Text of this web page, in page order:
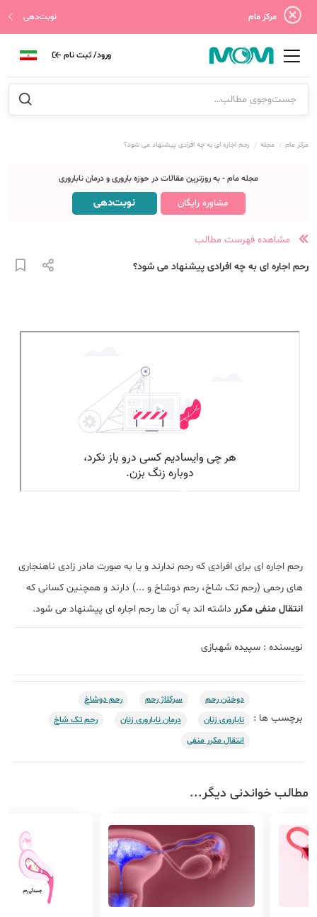
مرکز مام نوبت‌دهی
ورود/ ثبت نام
مرکز مام مجله رحم اجاره ای به چه افرادی پیشنهاد می شود؟
مجله مام - به روزترین مقالات در حوزه باروری و درمان ناباروری
مشاوره رایگان نوبت‌دهی
مشاهده فهرست مطالب
رحم اجاره ای به چه افرادی پیشنهاد می شود؟
رحم اجاره ای برای افرادی که رحم ندارند و یا به صورت مادر زادی ناهنجاری
های رحمی (رحم تک شاخ، رحم دوشاخ و ...) دارند و همچنین کسانی که
انتقال منفی مکرر داشته اند به آن ها رحم اجاره ای پیشنهاد می شود.
نویسنده : سپیده شهبازی
برچسب ها :
دوختن رحم سرکلاژ رحم
رحم دوشاخ
ناباروری زنان
درمان ناباروری زنان
رحم تک شاخ
انتقال مکرر منفی
مطالب خواندنی دیگر...